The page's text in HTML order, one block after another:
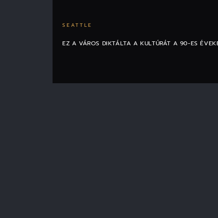
SEATTLE
EZ A VÁROS DIKTÁLTA A KULTÚRÁT A 90-ES